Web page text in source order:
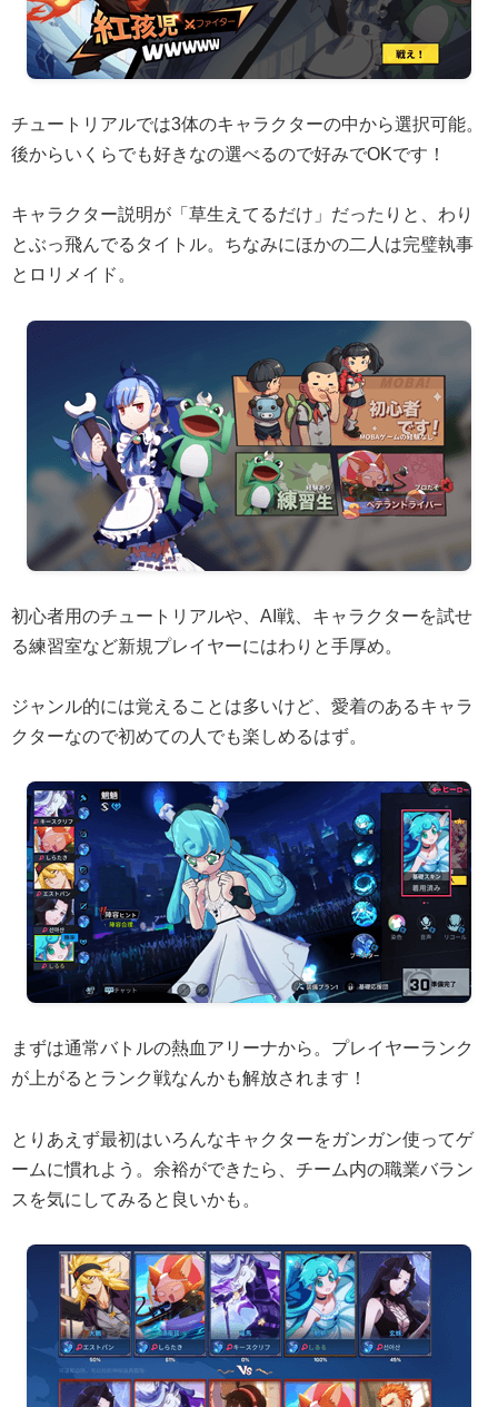
チュートリアルでは3体のキャラクターの中から選択可能。
後からいくらでも好きなの選べるので好みでOKです！
キャラクター説明が「草生えてるだけ」だったりと、わり
とぶっ飛んでるタイトル。ちなみにほかの二人は完璧執事
とロリメイド。
初心者用のチュートリアルや、AI戦、キャラクターを試せ
る練習室など新規プレイヤーにはわりと手厚め。
ジャンル的には覚えることは多いけど、愛着のあるキャラ
クターなので初めての人でも楽しめるはず。
まずは通常バトルの熱血アリーナから。プレイヤーランク
が上がるとランク戦なんかも解放されます！
とりあえず最初はいろんなキャクターをガンガン使ってゲ
ームに慣れよう。余裕ができたら、チーム内の職業バラン
スを気にしてみると良いかも。